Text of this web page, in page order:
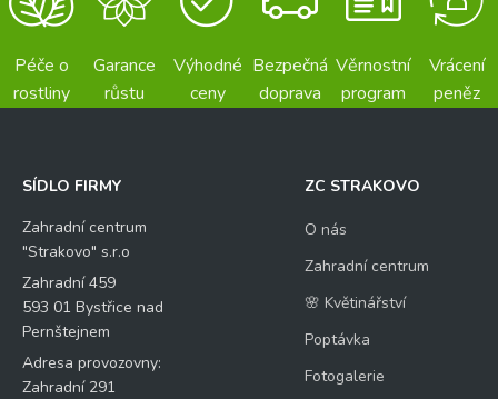
Péče o
rostliny
Garance
růstu
Výhodné
ceny
Bezpečná
doprava
Věrnostní
program
Vrácení
peněz
SÍDLO FIRMY
Zahradní centrum
"Strakovo" s.r.o
Zahradní 459
593 01 Bystřice nad
Pernštejnem
Adresa provozovny:
Zahradní 291
ZC STRAKOVO
O nás
Zahradní centrum
🌸 Květinářství
Poptávka
Fotogalerie